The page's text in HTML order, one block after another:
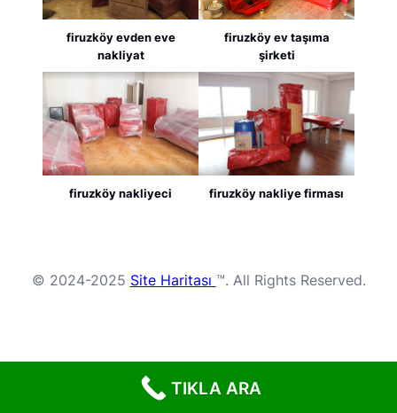
firuzköy evden eve
nakliyat
firuzköy ev taşıma
şirketi
firuzköy nakliyeci firuzköy nakliye firması
© 2024-2025 Site Haritası ™. All Rights Reserved.
TIKLA ARA